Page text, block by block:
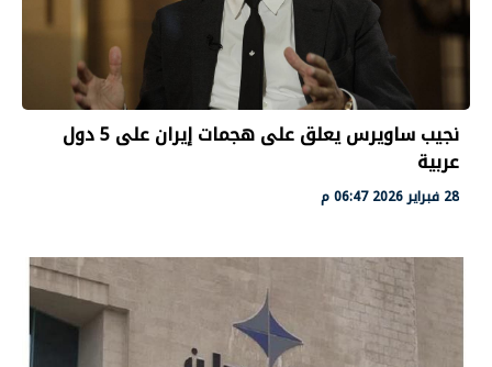
نجيب ساويرس يعلق على هجمات إيران على 5 دول
عربية
28 فبراير 2026 06:47 م